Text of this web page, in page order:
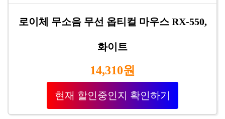
로이체 무소음 무선 옵티컬 마우스 RX-550,
화이트
14,310원
현재 할인중인지 확인하기